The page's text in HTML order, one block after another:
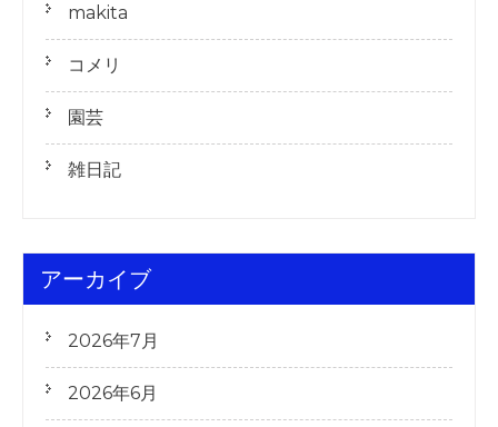
makita
コメリ
園芸
雑日記
アーカイブ
2026年7月
2026年6月